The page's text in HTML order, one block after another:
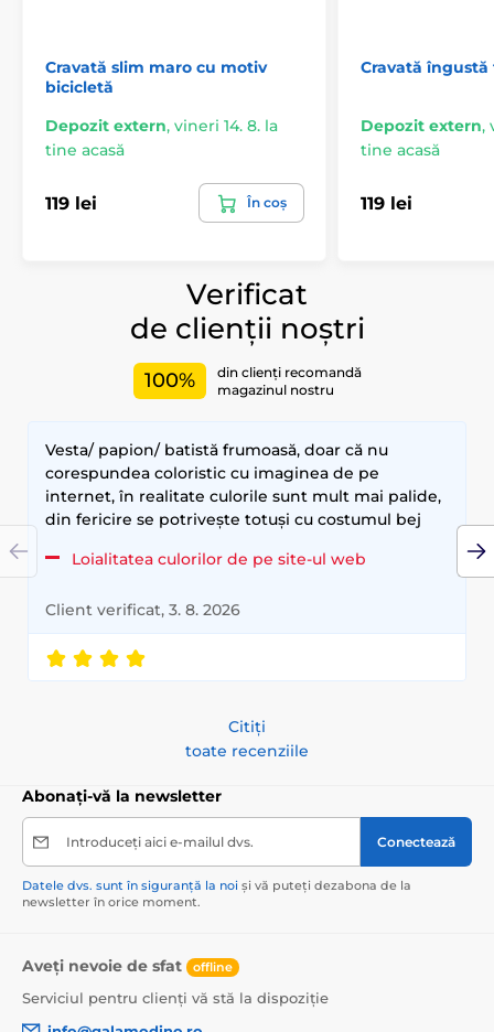
Cravată slim maro cu motiv
bicicletă
Depozit extern, vineri 14. 8. la
tine acasă
119 lei În coș
Cravată
Depozit extern,
tine acasă
119 lei
Verificat
de clienții noștri
100%
din clienți recomandă
magazinul nostru
Vesta/ papion/ batistă frumoasă, doar că nu
corespundea coloristic cu imaginea de pe
internet, în realitate culorile sunt mult mai palide,
din fericire se potrivește totuși cu costumul bej
Loialitatea culorilor de pe site-ul web
Client verificat, 3. 8. 2026
Citiți
toate recenziile
Abonați-vă la newsletter
Introduceți aici e-mailul dvs. Conectează
Datele dvs. sunt în siguranță la noi și vă puteți dezabona de la
newsletter în orice moment.
Aveți nevoie de sfat offline
Serviciul pentru clienți vă stă la dispoziție